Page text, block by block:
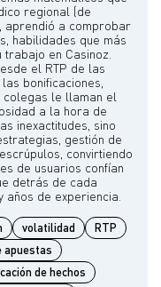
regional (de
aprendió a comprobar
habilidades que más
en Casinoz.
el RTP de las
bonificaciones,
colegas le llaman el
a la hora de
inexactitudes, sino
gestión de
convirtiendo
de usuarios confían
detrás de cada
volatilidad
RTP
apuestas
de hechos